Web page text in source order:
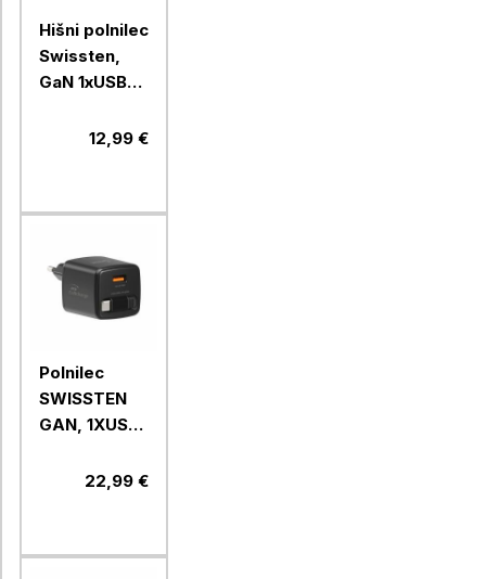
Hišni polnilec
Swissten,
GaN 1xUSB-C
PD,1xUSB-A
12,99 €
Polnilec
SWISSTEN
GAN, 1XUSB-
C kabel,22,99 €